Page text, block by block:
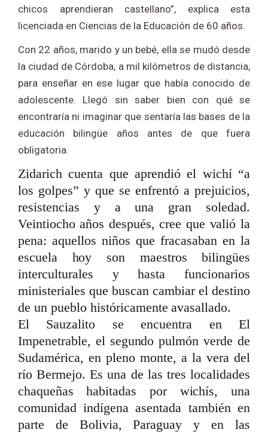
chicos aprendieran castellano”, explica esta
licenciada en Ciencias de la Educación de 60 años.
Con 22 años, marido y un bebé, ella se mudó desde
la ciudad de Córdoba, a mil kilómetros de distancia,
para enseñar en ese lugar que había conocido de
adolescente. Llegó sin saber bien con qué se
encontraría ni imaginar que sentaría las bases de la
educación bilingüe años antes de que fuera
obligatoria.
Zidarich cuenta que aprendió el wichí “a
los golpes” y que se enfrentó a prejuicios,
resistencias y a una gran soledad.
Veintiocho años después, cree que valió la
pena: aquellos niños que fracasaban en la
escuela hoy son maestros bilingües
interculturales y hasta funcionarios
ministeriales que buscan cambiar el destino
de un pueblo históricamente avasallado.
El Sauzalito se encuentra en El
Impenetrable, el segundo pulmón verde de
Sudamérica, en pleno monte, a la vera del
río Bermejo. Es una de las tres localidades
chaqueñas habitadas por wichís, una
comunidad indígena asentada también en
parte de Bolivia, Paraguay y en las